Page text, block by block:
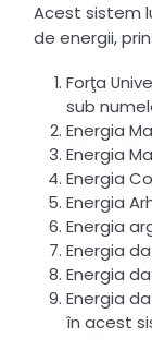
Acest sistem
de energii,
Forţa
sub
Energia
Energia
Energia
Energia
Energia
Energia
Energia
Energia
în acest